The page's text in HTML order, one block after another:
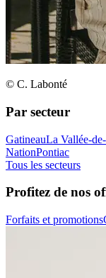
© C. Labonté
Par secteur
GatineauLa Vallée-
NationPontiac
Tous les secteurs
Profitez de nos
Forfaits et promotions